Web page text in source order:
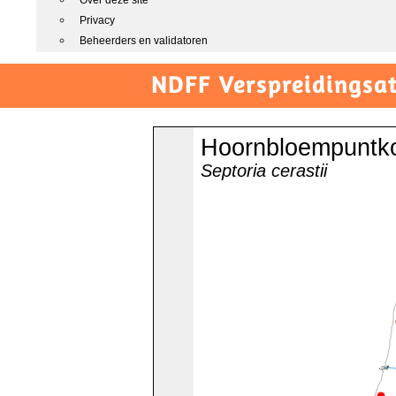
Privacy
Beheerders en validatoren
NDFF